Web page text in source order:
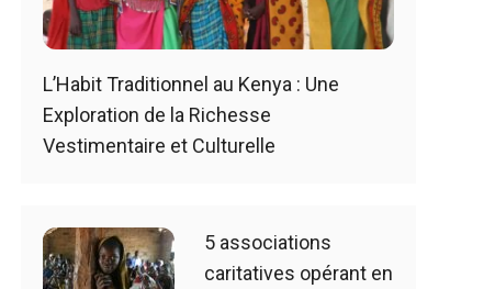
L’Habit Traditionnel au Kenya : Une
Exploration de la Richesse
Vestimentaire et Culturelle
5 associations
caritatives opérant en